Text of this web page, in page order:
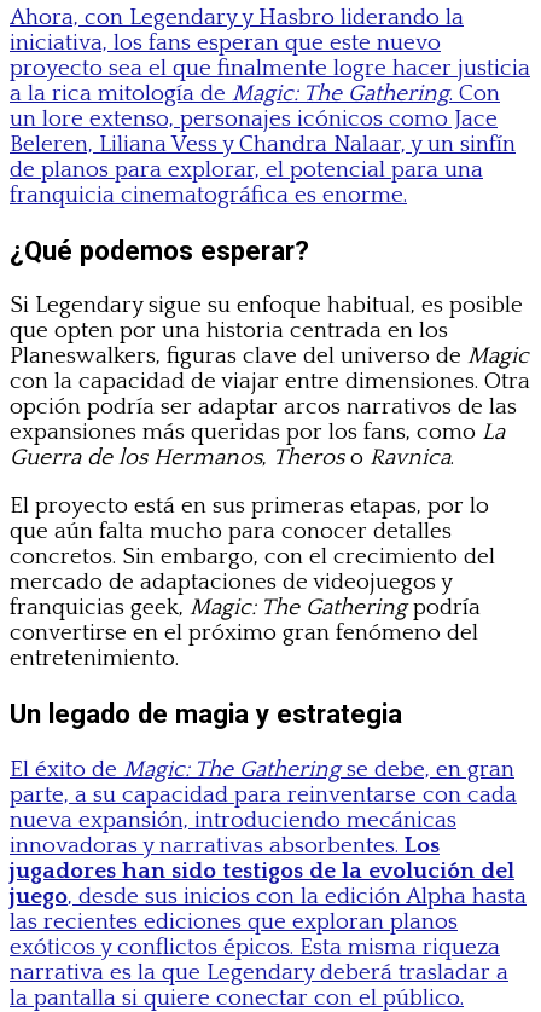
Ahora, con Legendary y Hasbro liderando la
iniciativa, los fans esperan que este nuevo
proyecto sea el que finalmente logre hacer justicia
a la rica mitología de Magic: The Gathering. Con
un lore extenso, personajes icónicos como Jace
Beleren, Liliana Vess y Chandra Nalaar, y un sinfín
de planos para explorar, el potencial para una
franquicia cinematográfica es enorme.
¿Qué podemos esperar?
Si Legendary sigue su enfoque habitual, es posible
que opten por una historia centrada en los
Planeswalkers, figuras clave del universo de Magic
con la capacidad de viajar entre dimensiones. Otra
opción podría ser adaptar arcos narrativos de las
expansiones más queridas por los fans, como La
Guerra de los Hermanos, Theroso Ravnica.
El proyecto está en sus primeras etapas, por lo
que aún falta mucho para conocer detalles
concretos. Sin embargo, con el crecimiento del
mercado de adaptaciones de videojuegos y
franquicias geek, Magic: The Gatheringpodría
convertirse en el próximo gran fenómeno del
entretenimiento.
Un legado de magia y estrategia
El éxito de Magic: The Gatheringse debe, en gran
parte, a su capacidad para reinventarse con cada
nueva expansión, introduciendo mecánicas
innovadoras y narrativas absorbentes. Los
jugadores han sido testigos de la evolución del
juego, desde sus inicios con la edición Alpha hasta
las recientes ediciones que exploran planos
exóticos y conflictos épicos. Esta misma riqueza
narrativa es la que Legendary deberá trasladar a
la pantalla si quiere conectar con el público.